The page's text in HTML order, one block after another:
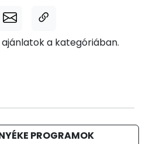
a kategóriában.
PROGRAMOK